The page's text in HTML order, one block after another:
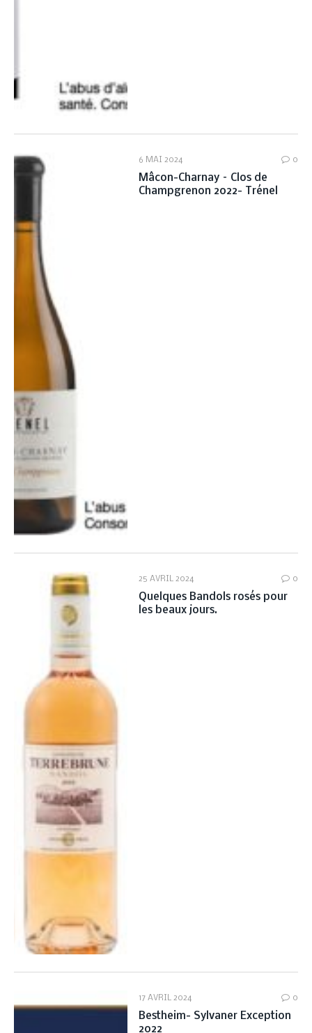
6 MAI 2024 0
Mâcon-Charnay – Clos de
Champgrenon 2022- Trénel
25 AVRIL 2024 0
Quelques Bandols rosés pour
les beaux jours.
17 AVRIL 2024 0
Bestheim- Sylvaner Exception
2022